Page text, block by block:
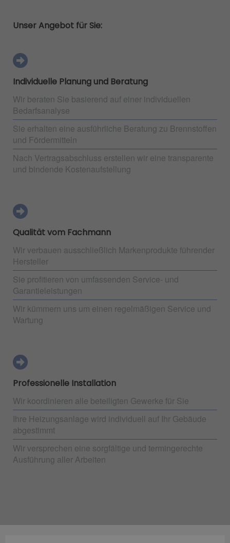
Unser Angebot für Sie:
Individuelle Planung und Beratung
Wir beraten Sie basierend auf einer individuellen
Bedarfsanalyse
Sie erhalten eine ausführliche Beratung zu Brennstoffen
und Fördermitteln
Nach Vertragsabschluss erstellen wir eine transparente
und bindende Kostenaufstellung
Qualität vom Fachmann
Wir verbauen ausschließlich Markenprodukte führender
Hersteller
Sie profitieren von umfassenden Service- und
Garantieleistungen
Wir kümmern uns um einen regelmäßigen Service und
Wartung
Professionelle Installation
Wir koordinieren alle beteiligten Gewerke für Sie
Ihre Heizungsanlage wird individuell auf Ihr Gebäude
abgestimmt
Wir versprechen eine sorgfältige und termingerechte
Ausführung aller Arbeiten